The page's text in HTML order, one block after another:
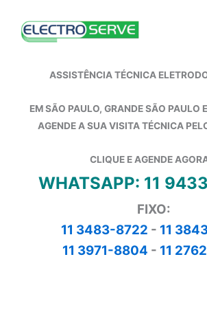
ASSISTÊNCIA TÉCNICA
EM SÃO PAULO, GRANDE SÃO PAULO
AGENDE A SUA VISITA TÉCNICA
CLIQUE E AGENDE
WHATSAPP: 11
FIXO:
11 3483-8722 - 11
11 3971-8804 - 11